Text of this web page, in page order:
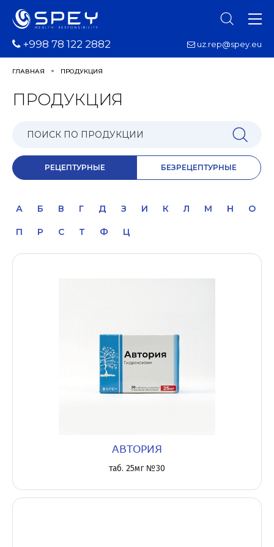
+998 78 122 2882 uz.rep@spey.eu
ГЛАВНАЯ ПРОДУКЦИЯ
ПРОДУКЦИЯ
РЕЦЕПТУРНЫЕ БЕЗРЕЦЕПТУРНЫЕ
А Б В Г Д З И К Л М Н О
П Р С Т Ф Ц
АВТОРИЯ
таб. 25мг №30